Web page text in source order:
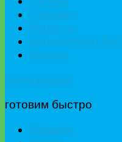
готовим быстро